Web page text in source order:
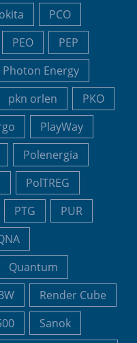
PCO
PEO
PEP
Photon Energy
pkn orlen
PKO
PlayWay
Polenergia
PolTREG
PTG
PUR
Quantum
Render Cube
Sanok